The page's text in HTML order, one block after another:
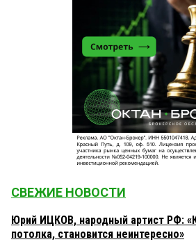
СВЕЖИЕ НОВОСТИ
Юрий ИЦКОВ, народный артист РФ:
потолка, становится неинтересно»